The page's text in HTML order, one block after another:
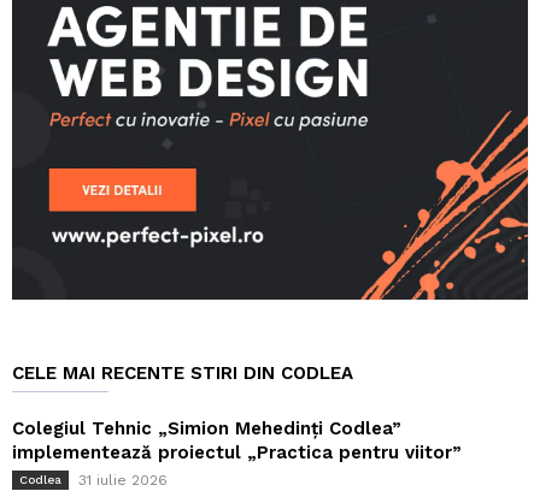
CELE MAI RECENTE STIRI DIN CODLEA
Colegiul Tehnic „Simion Mehedinți Codlea”
implementează proiectul „Practica pentru viitor”
Codlea 31 iulie 2026